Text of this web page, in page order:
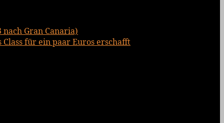
Gran Canaria)
für ein paar Euros erschafft